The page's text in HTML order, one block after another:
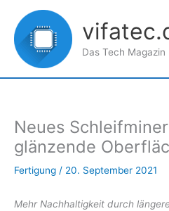
Inhalt
springen
Das Tech Magazin
Neues
glänzende
Fertigung / 20. September 2021
Mehr Nachhaltigkeit durch